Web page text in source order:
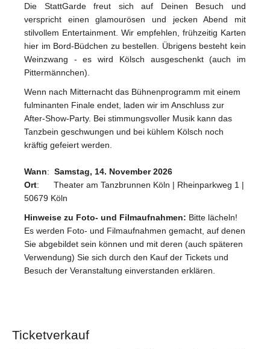
Die StattGarde freut sich auf Deinen Besuch und
verspricht einen glamourösen und jecken Abend mit
stilvollem Entertainment. Wir empfehlen, frühzeitig Karten
hier im Bord-Büdchen zu bestellen. Übrigens besteht kein
Weinzwang - es wird Kölsch ausgeschenkt (auch im
Pittermännchen).
Wenn nach Mitternacht das Bühnenprogramm mit einem
fulminanten Finale endet, laden wir im Anschluss zur
After-Show-Party. Bei stimmungsvoller Musik kann das
Tanzbein geschwungen und bei kühlem Kölsch noch
kräftig gefeiert werden.
Wann: Samstag, 14. November 2026
Ort: Theater am Tanzbrunnen Köln | Rheinparkweg 1 |
50679 Köln
Hinweise zu Foto- und Filmaufnahmen: Bitte lächeln!
Es werden Foto- und Filmaufnahmen gemacht, auf denen
Sie abgebildet sein können und mit deren (auch späteren
Verwendung) Sie sich durch den Kauf der Tickets und
Besuch der Veranstaltung einverstanden erklären.
Ticketverkauf